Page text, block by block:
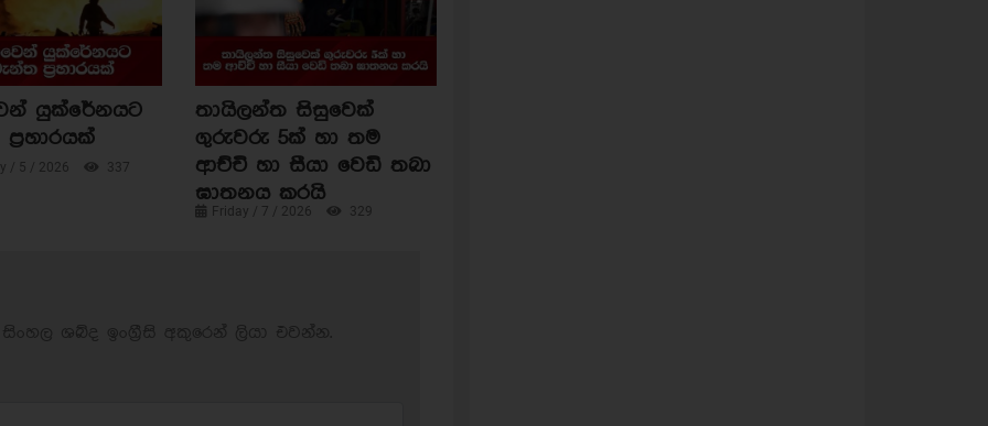
යුක්රේනයට
/ 5 / 2026 337
තායිලන්ත සිසුවෙක්
ගුරුවරු 5ක් හා තම
ආච්චි හා සීයා වෙඩි තබා
ඝාතනය කරයි
Friday / 7 / 2026 329